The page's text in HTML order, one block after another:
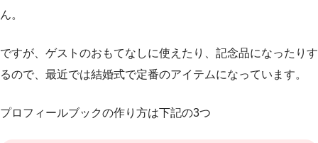
ん。
ですが、ゲストのおもてなしに使えたり、記念品になったりす
るので、最近では結婚式で定番のアイテムになっています。
プロフィールブックの作り方は下記の3つ